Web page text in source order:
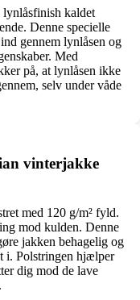
lynlåsfinish kaldet
Denne specielle
gennem lynlåsen og
Med
på, at lynlåsen ikke
selv under våde
vinterjakke
med 120 g/m² fyld.
mod kulden. Denne
jakken behagelig og
i. Polstringen hjælper
dig mod de lave